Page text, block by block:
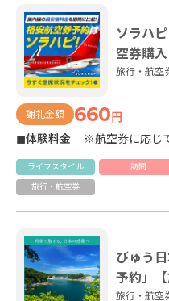
ソラハ
空券購入
旅行・航空
謝礼金額 660円
◼体験料金 ※航空券に応じ
ライフスタイル 訪問
旅行・航空券
びゅう
予約」【
旅行・航空